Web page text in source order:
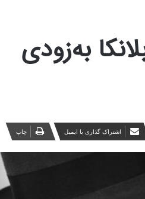
به‌زودی
اشتراک گذاری با ایمیل چاپ